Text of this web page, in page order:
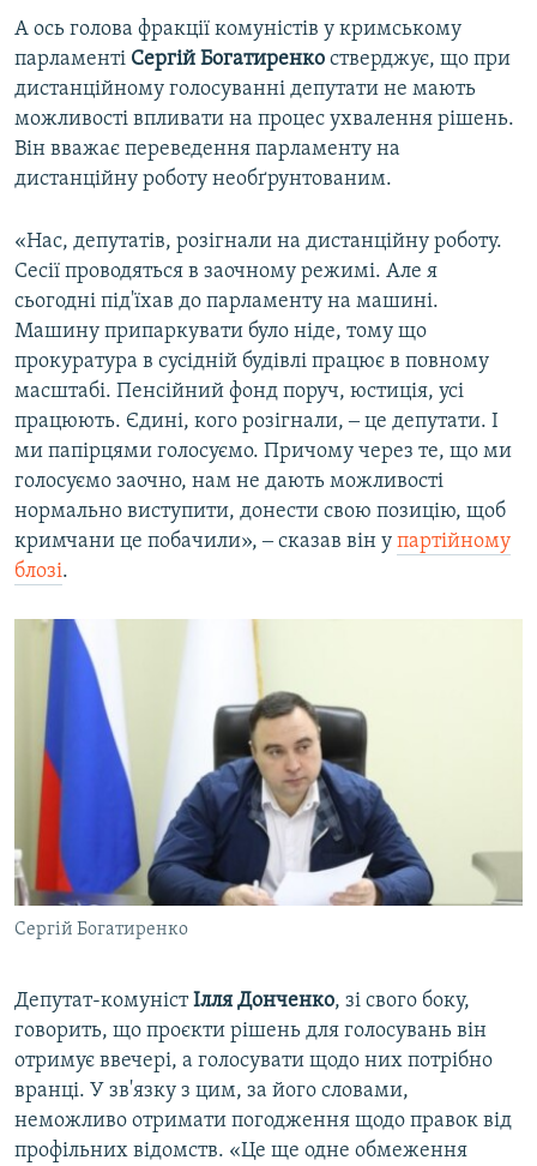
А ось голова фракції комуністів у кримському
парламенті Сергій Богатиренко стверджує, що при
дистанційному голосуванні депутати не мають
можливості впливати на процес ухвалення рішень.
Він вважає переведення парламенту на
дистанційну роботу необґрунтованим.
«Нас, депутатів, розігнали на дистанційну роботу.
Сесії проводяться в заочному режимі. Але я
сьогодні під'їхав до парламенту на машині.
Машину припаркувати було ніде, тому що
прокуратура в сусідній будівлі працює в повному
масштабі. Пенсійний фонд поруч, юстиція, усі
працюють. Єдині, кого розігнали, ‒ це депутати. І
ми папірцями голосуємо. Причому через те, що ми
голосуємо заочно, нам не дають можливості
нормально виступити, донести свою позицію, щоб
кримчани це побачили», ‒ сказав він у партійному
блозі.
Сергій Богатиренко
Депутат-комуністІлля Донченко, зі свого боку,
говорить, що проєкти рішень для голосувань він
отримує ввечері, а голосувати щодо них потрібно
вранці. У зв'язку з цим, за його словами,
неможливо отримати погодження щодо правок від
профільних відомств. «Це ще одне обмеження